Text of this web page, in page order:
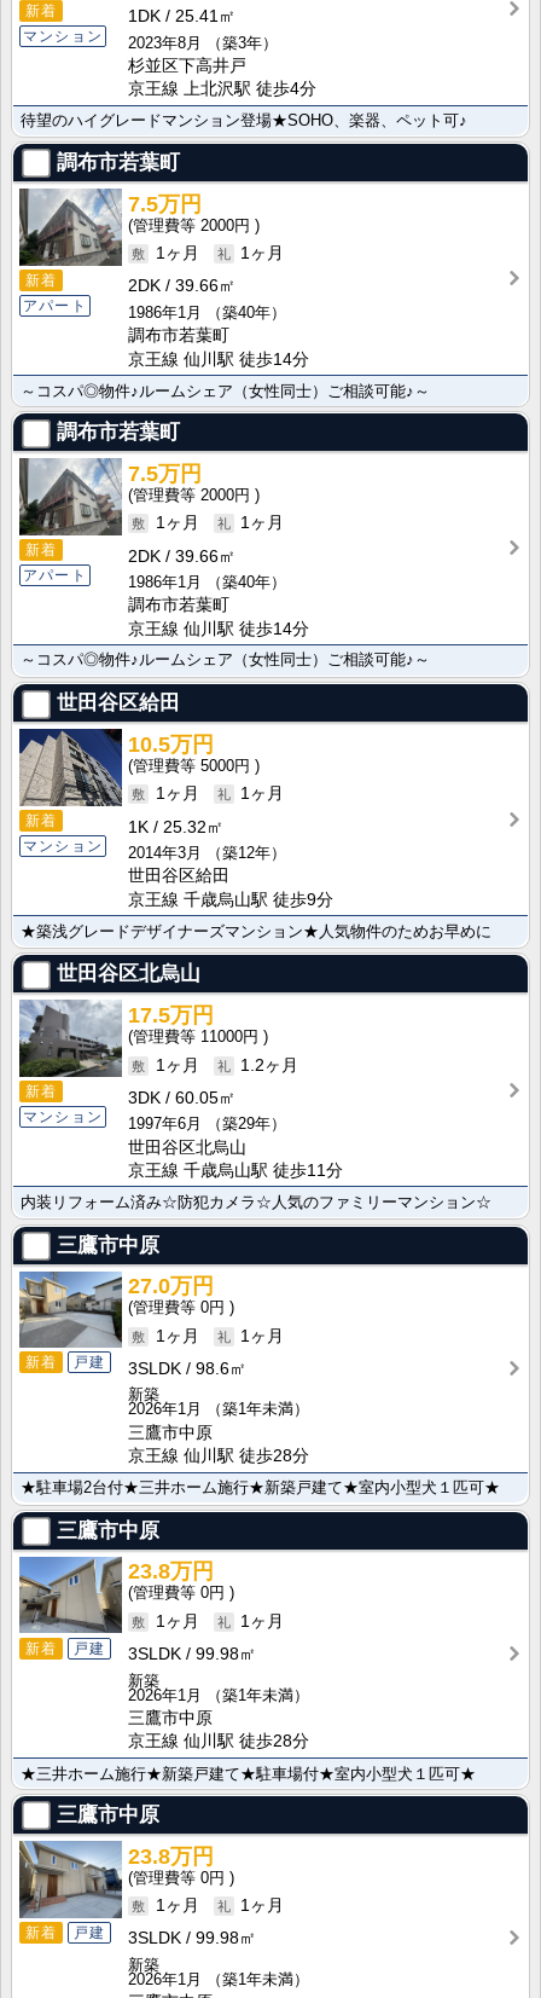
新着
マンション
1DK
25.41㎡
2023年8月
（築3年）
杉並区下高井戸
京王線 上北沢駅 徒歩4分
待望のハイグレードマンション登場★SOHO、楽器、ペット可♪
調布市若葉町
新着
アパート
7.5万円
2000円
1ヶ月
1ヶ月
2DK
39.66㎡
1986年1月
（築40年）
調布市若葉町
京王線 仙川駅 徒歩14分
～コスパ◎物件♪ルームシェア（女性同士）ご相談可能♪～
調布市若葉町
新着
アパート
7.5万円
2000円
1ヶ月
1ヶ月
2DK
39.66㎡
1986年1月
（築40年）
調布市若葉町
京王線 仙川駅 徒歩14分
～コスパ◎物件♪ルームシェア（女性同士）ご相談可能♪～
世田谷区給田
新着
マンション
10.5万円
5000円
1ヶ月
1ヶ月
1K
25.32㎡
2014年3月
（築12年）
世田谷区給田
京王線 千歳烏山駅 徒歩9分
★築浅グレードデザイナーズマンション★人気物件のためお早めに
世田谷区北烏山
新着
マンション
17.5万円
11000円
1ヶ月
1.2ヶ月
3DK
60.05㎡
1997年6月
（築29年）
世田谷区北烏山
京王線 千歳烏山駅 徒歩11分
内装リフォーム済み☆防犯カメラ☆人気のファミリーマンション☆
三鷹市中原
新着 戸建
27.0万円
0円
1ヶ月
1ヶ月
3SLDK
98.6㎡
新築
2026年1月
（築1年未満）
三鷹市中原
京王線 仙川駅 徒歩28分
★駐車場2台付★三井ホーム施行★新築戸建て★室内小型犬１匹可★
三鷹市中原
新着 戸建
23.8万円
0円
1ヶ月
1ヶ月
3SLDK
99.98㎡
新築
2026年1月
（築1年未満）
三鷹市中原
京王線 仙川駅 徒歩28分
★三井ホーム施行★新築戸建て★駐車場付★室内小型犬１匹可★
三鷹市中原
新着 戸建
23.8万円
0円
1ヶ月
1ヶ月
3SLDK
99.98㎡
新築
2026年1月
（築1年未満）